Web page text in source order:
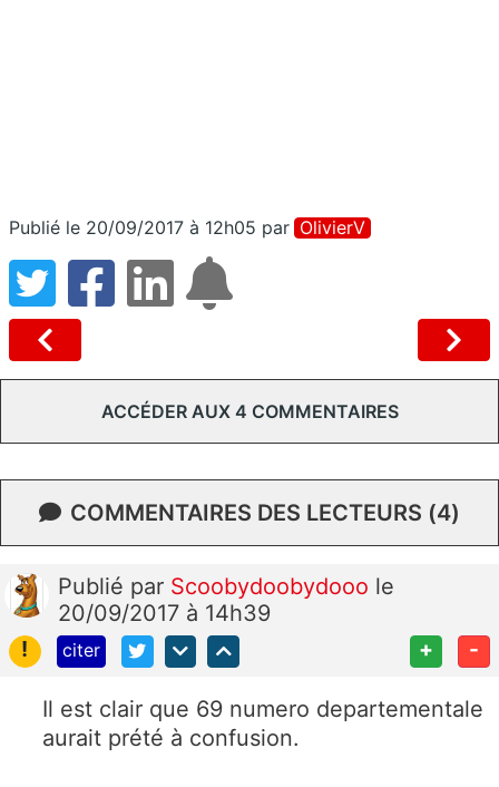
Publié le 20/09/2017 à 12h05 par OlivierV
ACCÉDER AUX 4 COMMENTAIRES
COMMENTAIRES DES LECTEURS (4)
Publié par Scoobydoobydooo le
20/09/2017 à 14h39
!
citer + -
Il est clair que 69 numero departementale
aurait prété à confusion.